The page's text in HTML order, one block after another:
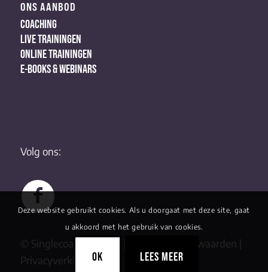
ONS AANBOD
COACHING
LIVE TRAININGEN
ONLINE TRAININGEN
E-BOOKS & WEBINARS
© Singlecoaching 2022 | Algemene Voorwaarden
Privacyverklaring
Volg ons:
Deze website gebruikt cookies. Als u doorgaat met deze site, gaat
u akkoord met het gebruik van cookies.
OK LEES MEER